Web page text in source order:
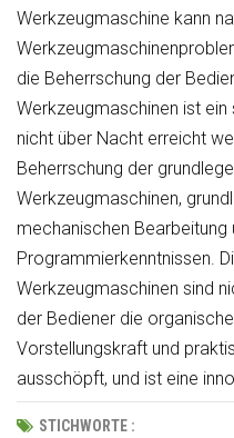
Werkzeugmaschine kann
die Beherrschung der
Werkzeugmaschinen ist
nicht über Nacht erreicht
Beherrschung der
Werkzeugmaschinen,
mechanischen Bearbeitung
Programmierkenntnissen.
Werkzeugmaschinen sind
der Bediener die
Vorstellungskraft und
ausschöpft, und ist eine
STICHWORTE :